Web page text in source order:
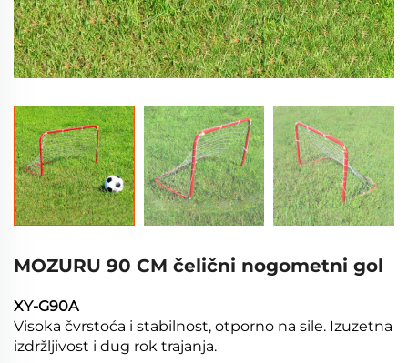
MOZURU 90 CM čelični nogometni gol
XY-G90A
Visoka čvrstoća i stabilnost, otporno na sile. Izuzetna
izdržljivost i dug rok trajanja.